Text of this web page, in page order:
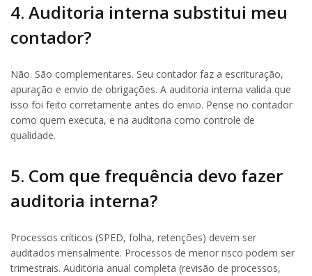
4. Auditoria interna substitui meu
contador?
Não. São complementares. Seu contador faz a escrituração,
apuração e envio de obrigações. A auditoria interna valida que
isso foi feito corretamente antes do envio. Pense no contador
como quem executa, e na auditoria como controle de
qualidade.
5. Com que frequência devo fazer
auditoria interna?
Processos críticos (SPED, folha, retenções) devem ser
auditados mensalmente. Processos de menor risco podem ser
trimestrais. Auditoria anual completa (revisão de processos,